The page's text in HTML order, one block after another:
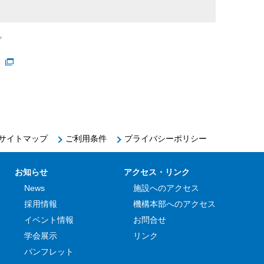
イトマップ ご利用条件 プライバシーポリシー
お知らせ
News
採用情報
イベント情報
学会展示
パンフレット
アクセス・リンク
施設へのアクセス
機構本部へのアクセス
お問合せ
リンク